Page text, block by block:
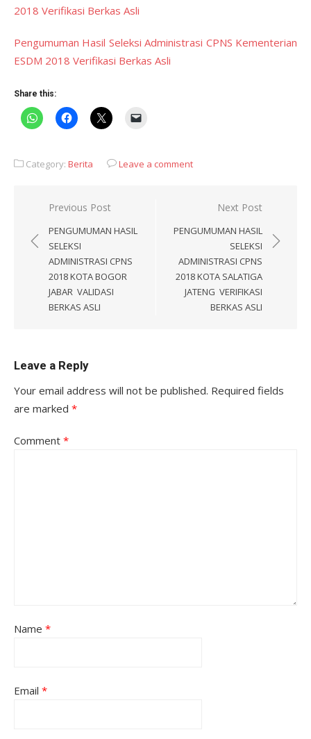
2018 Verifikasi Berkas Asli
Pengumuman Hasil Seleksi Administrasi CPNS Kementerian
ESDM 2018 Verifikasi Berkas Asli
Share this:
Category: Berita Leave a comment
Post
navigation
Previous Post
PENGUMUMAN HASIL
SELEKSI
ADMINISTRASI CPNS
2018 KOTA BOGOR
JABAR VALIDASI
BERKAS ASLI
Next Post
PENGUMUMAN HASIL
SELEKSI
ADMINISTRASI CPNS
2018 KOTA SALATIGA
JATENG VERIFIKASI
BERKAS ASLI
Leave a Reply
Your email address will not be published. Required fields
are marked *
Comment *
Name *
Email *